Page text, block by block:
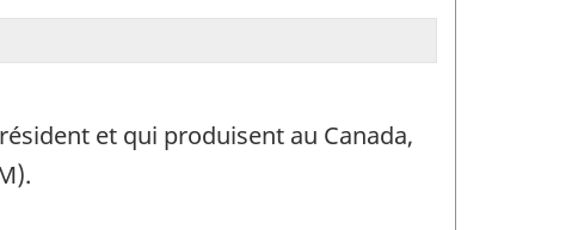
et qui produisent au Canada,